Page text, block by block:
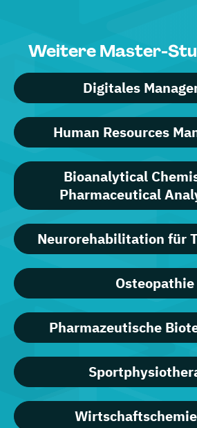
Weitere Master-
Digitales
Human Resources
Bioanalytical
Pharmaceutical
Neurorehabilitation für
Osteopathie
Pharmazeutische